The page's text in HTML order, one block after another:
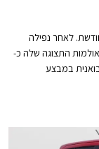
לאחר נפילה
להוציא מאולמות התצוגה שלה כ-
במבצע